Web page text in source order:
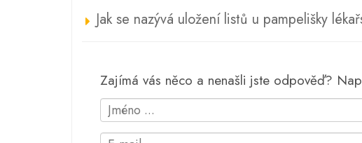
Jak se nazývá uložení listů u pampelišky
Zajímá vás něco a nenašli jste odpověď?